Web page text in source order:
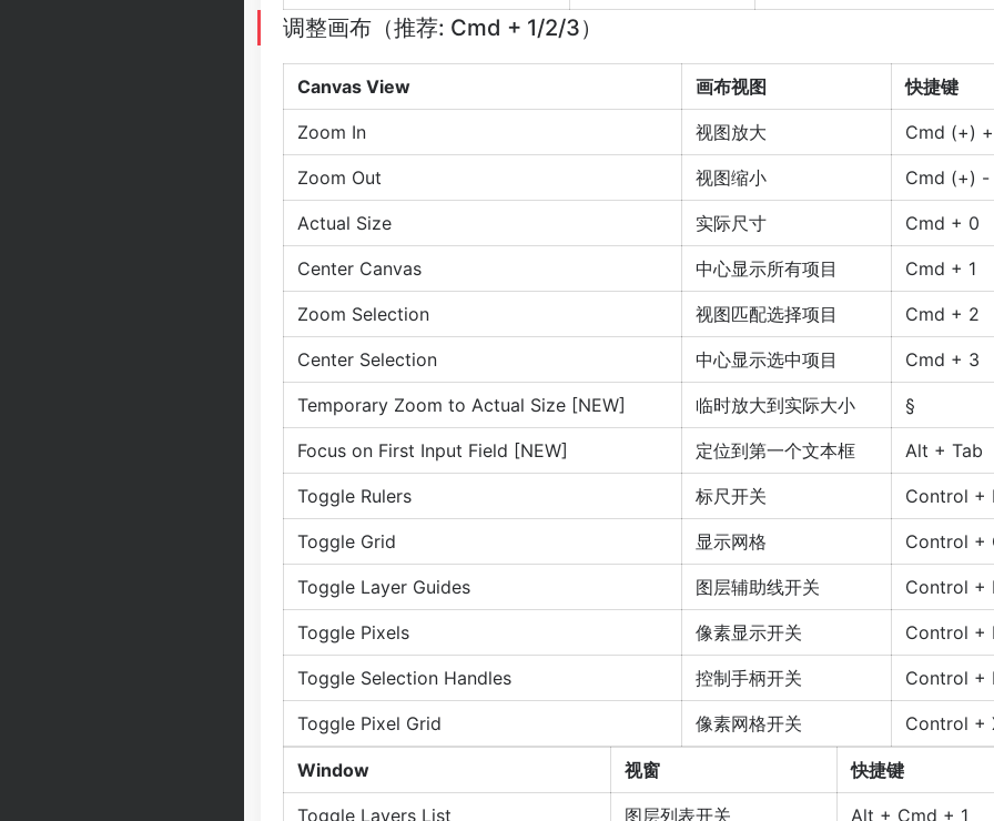
调整画布（推荐: Cmd + 1/2/3）
Canvas View 画布视图 快捷键
Zoom In 视图放大 Cmd (+) +
Zoom Out 视图缩小 Cmd (+) -
Actual Size 实际尺寸 Cmd + 0
Center Canvas 中心显示所有项目 Cmd + 1
Zoom Selection 视图匹配选择项目 Cmd + 2
Center Selection 中心显示选中项目 Cmd + 3
Temporary Zoom to Actual Size [NEW] 临时放大到实际大小 §
Focus on First Input Field [NEW] 定位到第一个文本框 Alt + Tab
Toggle Rulers 标尺开关 Control +
Toggle Grid 显示网格 Control +
Toggle Layer Guides 图层辅助线开关 Control +
Toggle Pixels 像素显示开关 Control +
Toggle Selection Handles 控制手柄开关 Control +
Toggle Pixel Grid 像素网格开关 Control +
Window 视窗 快捷键
Toggle Layers List 图层列表开关 Alt + Cmd + 1